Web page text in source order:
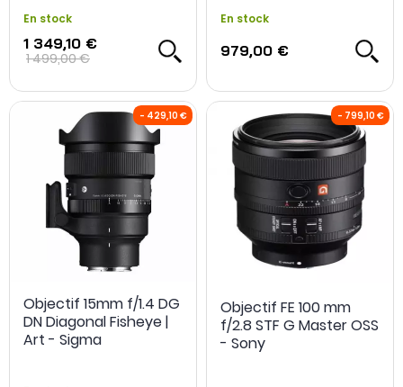
En stock
1 349,10 €
1 499,00 €
En stock
979,00 €
Objectif 15mm f/1.4 DG
DN Diagonal Fisheye |
Art - Sigma
Objectif FE 100 mm
f/2.8 STF G Master OSS
- Sony